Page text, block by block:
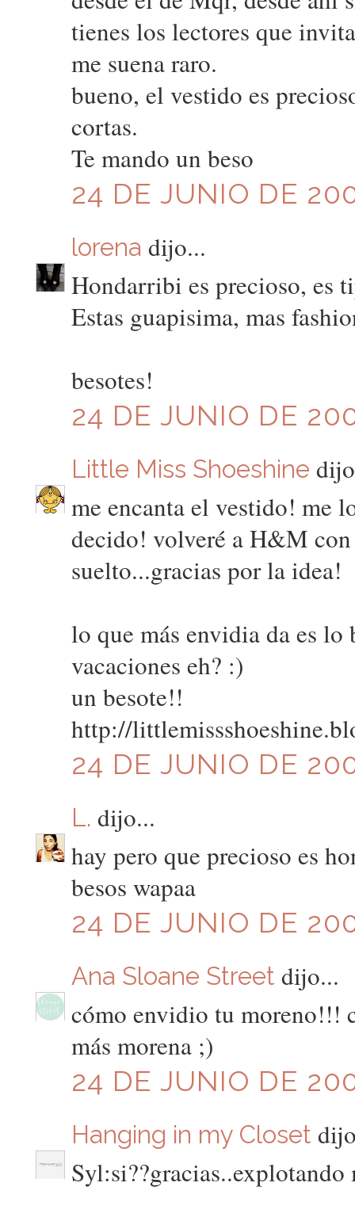
tienes los lectores que
me suena raro.
bueno, el vestido es
cortas.
Te mando un beso
24 DE JUNIO DE
lorena dijo...
Hondarribi es precioso, es
Estas guapisima, mas
besotes!
24 DE JUNIO DE
Little Miss Shoeshine
me encanta el vestido! me
decido! volveré a H&M
suelto...gracias por la idea!
lo que más envidia da es lo
vacaciones eh? :)
un besote!!
http://
24 DE JUNIO DE
L. dijo...
hay pero que precioso es
besos wapaa
24 DE JUNIO DE
Ana Sloane Street dijo...
cómo envidio tu moreno!!!
más morena ;)
24 DE JUNIO DE
Hanging in my Closet